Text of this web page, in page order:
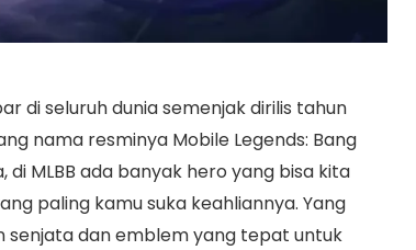
di seluruh dunia semenjak dirilis tahun
nama resminya Mobile Legends: Bang
di MLBB ada banyak hero yang bisa kita
paling kamu suka keahliannya. Yang
senjata dan emblem yang tepat untuk